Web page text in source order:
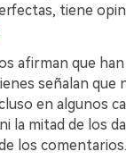
tiene
afirman que
señalan que
en algunos
la mitad de los
los comentarios.